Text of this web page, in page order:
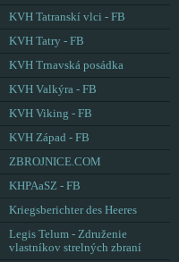
KVH Tatranskí vlci - FB
KVH Tatry - FB
KVH Trnavská posádka
KVH Valkýra - FB
KVH Viking - FB
KVH Západ - FB
ZBROJNICE.COM
KHPAaSZ - FB
Kriegsberichter des Heeres
Legis Telum - Združenie
vlastníkov strelných zbraní